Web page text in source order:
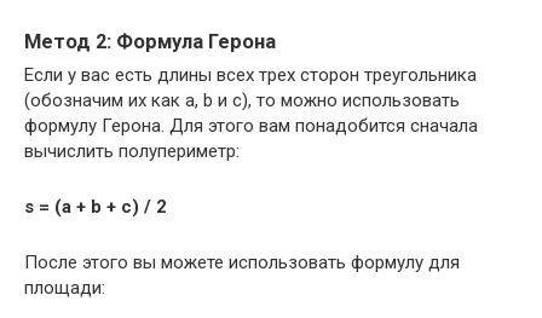
Метод 2: Формула Герона
Если у вас есть длины всех трех сторон треугольника
(обозначим их как a, b и c), то можно использовать
формулу Герона. Для этого вам понадобится сначала
вычислить полупериметр:
s = (a + b + c) / 2
После этого вы можете использовать формулу для
площади: